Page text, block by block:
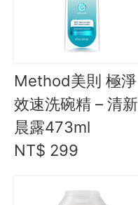
Method美則 極淨
效速洗碗精 – 清新
晨露473ml
NT$ 299